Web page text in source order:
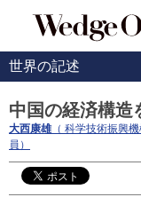
世界の記述
中国の経済構造
大西康雄（ 科学技術振興
員）